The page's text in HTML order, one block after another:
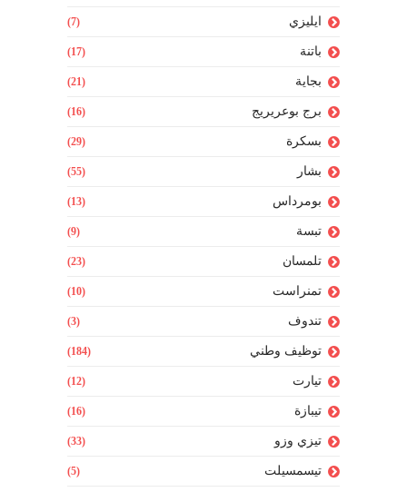
ايليزي (7)
باتنة (17)
بجاية (21)
برج بوعريريج (16)
بسكرة (29)
بشار (55)
بومرداس (13)
تبسة (9)
تلمسان (23)
تمنراست (10)
تندوف (3)
توظيف وطني (184)
تيارت (12)
تيبازة (16)
تيزي وزو (33)
تيسمسيلت (5)